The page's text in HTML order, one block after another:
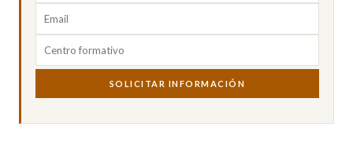
SOLICITAR INFORMACIÓN